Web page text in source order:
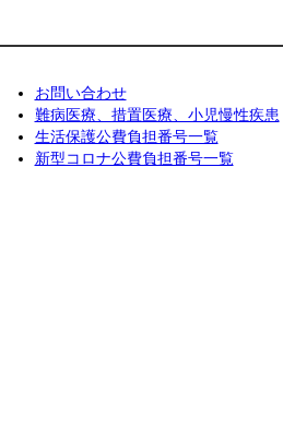
お問い合わせ
難病医療、措置医療、小児慢性疾患
生活保護公費負担番号一覧
新型コロナ公費負担番号一覧